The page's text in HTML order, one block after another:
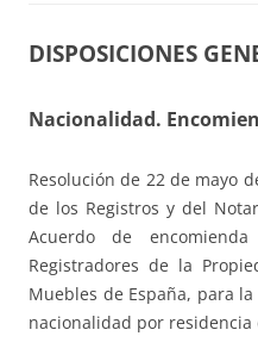
DISPOSICIONES
Nacionalidad.
Resolución de 22 de mayo
de los Registros y del
Acuerdo de
Registradores de la
Muebles de España, para
nacionalidad por residencia